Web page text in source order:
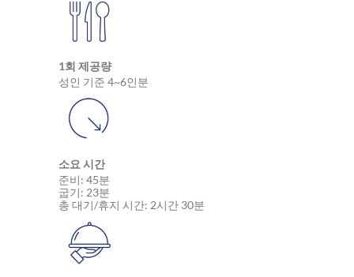
1회 제공량
성인 기준 4~6인분
소요 시간
준비: 45분
굽기: 23분
총 대기/휴지 시간: 2시간 30분